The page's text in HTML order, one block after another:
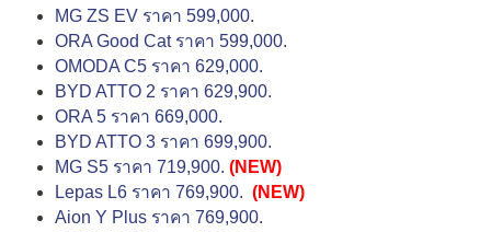
MG ZS EV ราคา 599,000.
ORA Good Cat ราคา 599,000.
OMODA C5 ราคา 629,000.
BYD ATTO 2 ราคา 629,900.
ORA 5 ราคา 669,000.
BYD ATTO 3 ราคา 699,900.
MG S5 ราคา 719,900. (NEW)
Lepas L6 ราคา 769,900. (NEW)
Aion Y Plus ราคา 769,900.